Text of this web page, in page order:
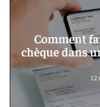
Comment
chèque dans
12